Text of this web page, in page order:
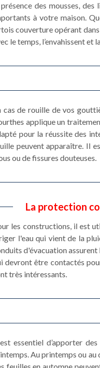
des mousses,
à votre maison.
couverture opérant
le temps, l’envahissent et
cas de rouille de vos
applique un
pour la réussite des
peuvent apparaître. Il
ou de fissures douteuses.
La protection
les constructions, il est
l'eau qui vient de la
d'évacuation
devront être contactés
très intéressants.
essentiel d’apporter
Au printemps ou au